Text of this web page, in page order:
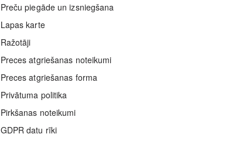
Preču piegāde un izsniegšana
Lapas karte
Ražotāji
Preces atgriešanas noteikumi
Preces atgriešanas forma
Privātuma politika
Pirkšanas noteikumi
GDPR datu rīki